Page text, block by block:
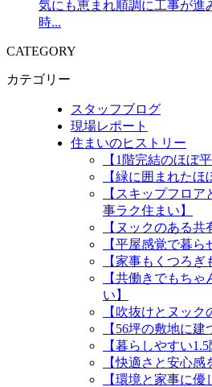
気にも恵まれ順調に工事が進
時...
CATEGORY
カテゴリー
スタッフブログ
現場レポート
住まいのヒストリー
【1階完結のほぼ平
【緑に囲まれたほ
【スキップフロ
事ラク住まい】
【ヌックのある共
【平屋感覚で暮ら
【家事もくつろぎ
【共働きでもち
い】
【吹抜けとヌック
【56坪の敷地に建
【暮らしやすい
【快適さと安心感
【環境と家事に優